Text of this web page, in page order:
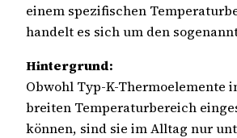
einem spezifischen
handelt es sich um den
Hintergrund:
Obwohl Typ-K-Thermoelemente
breiten Temperaturbereich
können, sind sie im Alltag nur